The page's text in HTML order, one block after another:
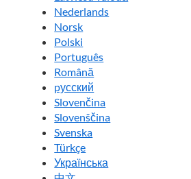
Nederlands
Norsk
Polski
Português
Română
pусский
Slovenčina
Slovenščina
Svenska
Türkçe
Українська